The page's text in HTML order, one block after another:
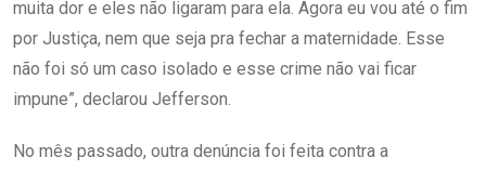
muita dor e eles não ligaram para ela. Agora eu vou até o fim
por Justiça, nem que seja pra fechar a maternidade. Esse
não foi só um caso isolado e esse crime não vai ficar
impune”, declarou Jefferson.
No mês passado, outra denúncia foi feita contra a